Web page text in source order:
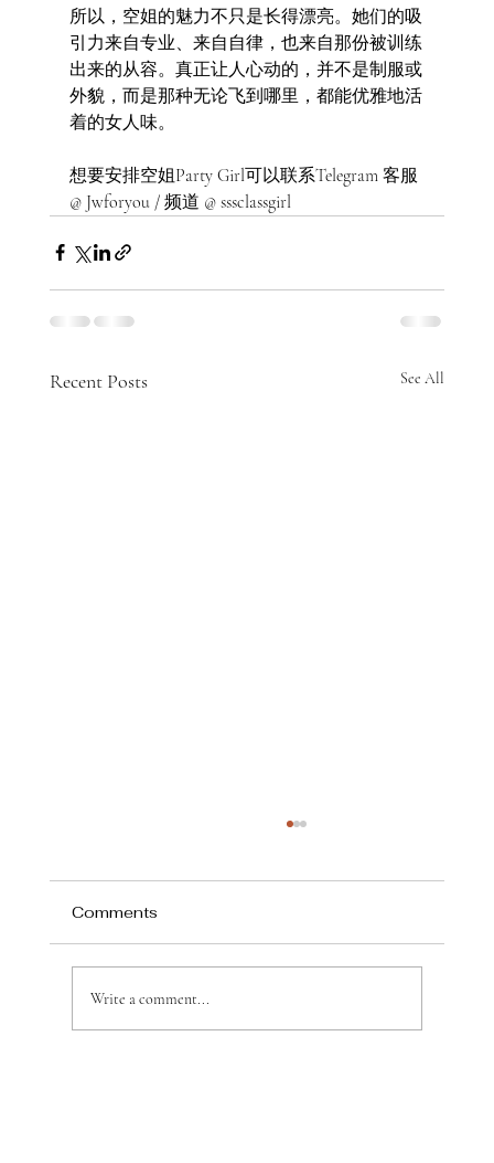
所以，空姐的魅力不只是长得漂亮。她们的吸
引力来自专业、来自自律，也来自那份被训练
出来的从容。真正让人心动的，并不是制服或
外貌，而是那种无论飞到哪里，都能优雅地活
着的女人味。
想要安排空姐Party Girl可以联系Telegram 客服
@ Jwforyou / 频道 @ sssclassgirl
Recent Posts See All
Comments
Write a comment...